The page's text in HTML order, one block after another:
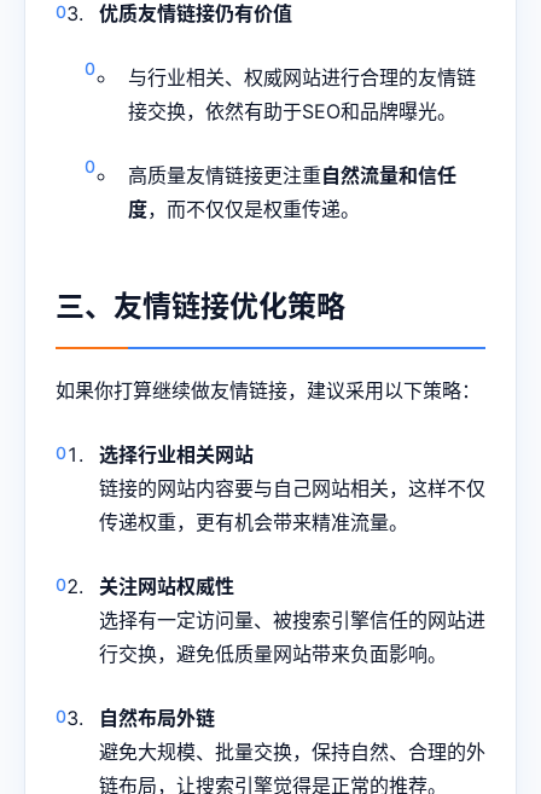
优质友情链接仍有价值
与行业相关、权威网站进行合理的友情链
接交换，依然有助于SEO和品牌曝光。
高质量友情链接更注重自然流量和信任
度，而不仅仅是权重传递。
三、友情链接优化策略
如果你打算继续做友情链接，建议采用以下策略：
选择行业相关网站
链接的网站内容要与自己网站相关，这样不仅
传递权重，更有机会带来精准流量。
关注网站权威性
选择有一定访问量、被搜索引擎信任的网站进
行交换，避免低质量网站带来负面影响。
自然布局外链
避免大规模、批量交换，保持自然、合理的外
链布局，让搜索引擎觉得是正常的推荐。